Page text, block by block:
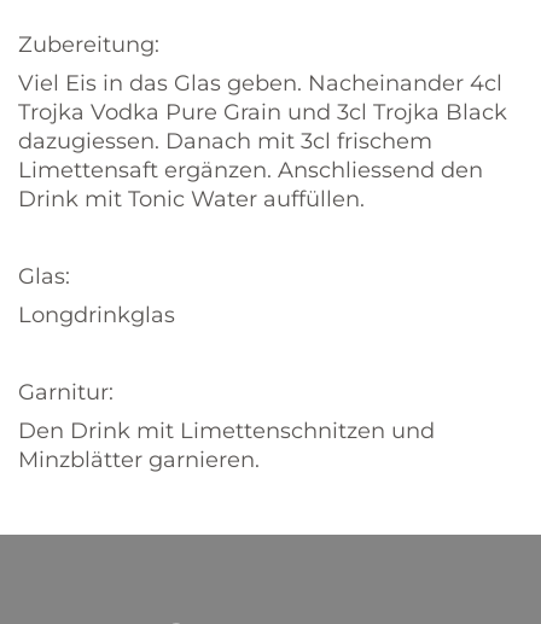
Zubereitung:
Viel Eis in das Glas geben. Nacheinander 4cl
Trojka Vodka Pure Grain und 3cl Trojka Black
dazugiessen. Danach mit 3cl frischem
Limettensaft ergänzen. Anschliessend den
Drink mit Tonic Water auffüllen.
Glas:
Longdrinkglas
Garnitur:
Den Drink mit Limettenschnitzen und
Minzblätter garnieren.